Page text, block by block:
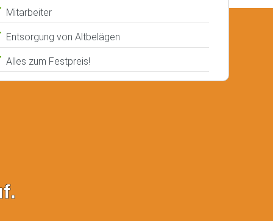
Mitarbeiter
Entsorgung von Altbelägen
Alles zum Festpreis!